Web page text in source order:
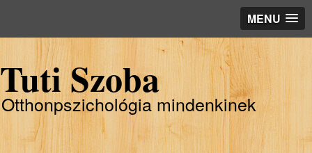
MENU
Tuti Szoba
Otthonpszichológia mindenkinek